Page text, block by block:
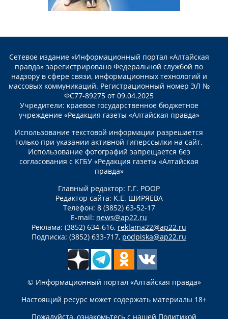
Сетевое издание «Информационный портал «Алтайская
правда» зарегистрировано Федеральной службой по
надзору в сфере связи, информационных технологий и
массовых коммуникаций. Регистрационный номер ЭЛ №
ФС77-89275 от 09.04.2025
Учредители: краевое государственное бюджетное
учреждение «Редакция газеты «Алтайская правда»
Использование текстовой информации разрешается
только при указании активной гиперссылки на сайт.
Использование фотографий запрещается без
согласования с КГБУ «Редакция газеты «Алтайская
правда»
Главный редактор: Г.Г. РООР
Редактор сайта: К.Е. ШИРЯЕВА
Телефон: 8 (3852) 63-52-17
E-mail: news@ap22.ru
Реклама: (3852) 634-616, reklama22@ap22.ru
Подписка: (3852) 633-717, podpiska@ap22.ru
© Информационный портал «Алтайская правда»
Настоящий ресурс может содержать материалы 18+
Пожалуйста, ознакомьтесь с нашей Политикой